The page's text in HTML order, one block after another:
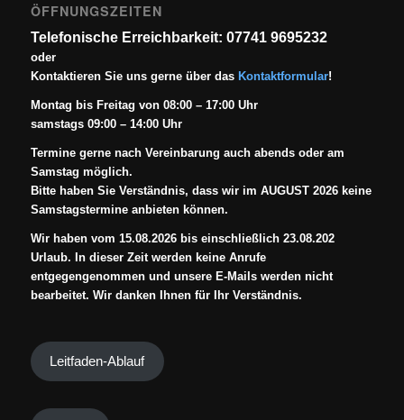
ÖFFNUNGSZEITEN
Telefonische Erreichbarkeit: 07741 9695232
oder
Kontaktieren Sie uns gerne über das Kontaktformular!
Montag bis Freitag von 08:00 – 17:00 Uhr
samstags 09:00 – 14:00 Uhr
Termine gerne nach Vereinbarung auch abends oder am
Samstag möglich.
Bitte haben Sie Verständnis, dass wir im AUGUST 2026 keine
Samstagstermine anbieten können.
Wir haben vom 15.08.2026 bis einschließlich 23.08.202
Urlaub. In dieser Zeit werden keine Anrufe
entgegengenommen und unsere E-Mails werden nicht
bearbeitet. Wir danken Ihnen für Ihr Verständnis.
Leitfaden-Ablauf